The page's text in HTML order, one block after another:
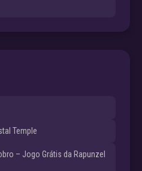
Temple
– Jogo Grátis da Rapunzel